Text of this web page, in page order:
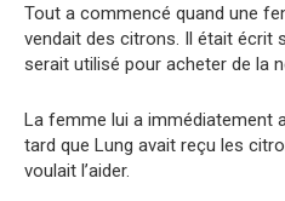
Tout a commencé quand une
vendait des citrons. Il était écrit
serait utilisé pour acheter de la
La femme lui a immédiatement
tard que Lung avait reçu les
voulait l’aider.